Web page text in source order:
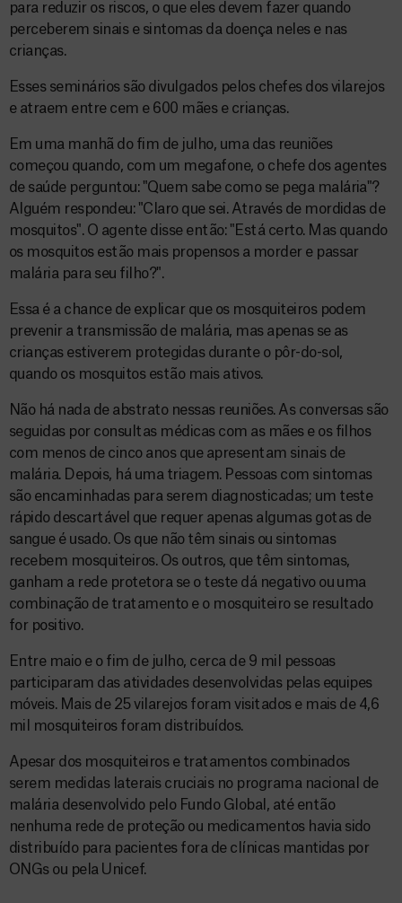
para reduzir os riscos, o que eles devem fazer quando
perceberem sinais e sintomas da doença neles e nas
crianças.
Esses seminários são divulgados pelos chefes dos vilarejos
e atraem entre cem e 600 mães e crianças.
Em uma manhã do fim de julho, uma das reuniões
começou quando, com um megafone, o chefe dos agentes
de saúde perguntou: "Quem sabe como se pega malária"?
Alguém respondeu: "Claro que sei. Através de mordidas de
mosquitos". O agente disse então: "Está certo. Mas quando
os mosquitos estão mais propensos a morder e passar
malária para seu filho?".
Essa é a chance de explicar que os mosquiteiros podem
prevenir a transmissão de malária, mas apenas se as
crianças estiverem protegidas durante o pôr-do-sol,
quando os mosquitos estão mais ativos.
Não há nada de abstrato nessas reuniões. As conversas são
seguidas por consultas médicas com as mães e os filhos
com menos de cinco anos que apresentam sinais de
malária. Depois, há uma triagem. Pessoas com sintomas
são encaminhadas para serem diagnosticadas; um teste
rápido descartável que requer apenas algumas gotas de
sangue é usado. Os que não têm sinais ou sintomas
recebem mosquiteiros. Os outros, que têm sintomas,
ganham a rede protetora se o teste dá negativo ou uma
combinação de tratamento e o mosquiteiro se resultado
for positivo.
Entre maio e o fim de julho, cerca de 9 mil pessoas
participaram das atividades desenvolvidas pelas equipes
móveis. Mais de 25 vilarejos foram visitados e mais de 4,6
mil mosquiteiros foram distribuídos.
Apesar dos mosquiteiros e tratamentos combinados
serem medidas laterais cruciais no programa nacional de
malária desenvolvido pelo Fundo Global, até então
nenhuma rede de proteção ou medicamentos havia sido
distribuído para pacientes fora de clínicas mantidas por
ONGs ou pela Unicef.